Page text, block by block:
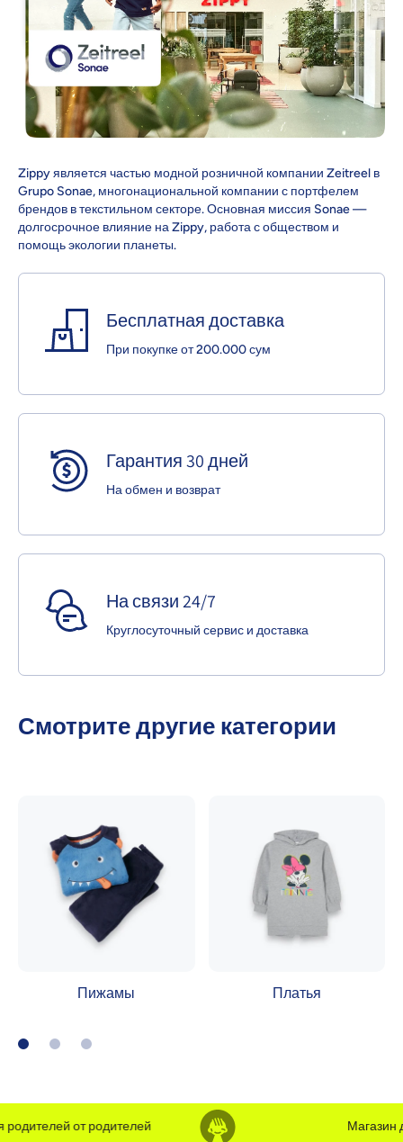
Zippy является частью модной розничной компании Zeitreel в
Grupo Sonae, многонациональной компании с портфелем
брендов в текстильном секторе. Основная миссия Sonae —
долгосрочное влияние на Zippy, работа с обществом и
помощь экологии планеты.
Бесплатная доставка
При покупке от 200.000 сум
Гарантия 30 дней
На обмен и возврат
На связи 24/7
Круглосуточный сервис и доставка
Смотрите другие категории
Пижамы Платья
от родителей Магазин для